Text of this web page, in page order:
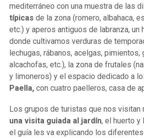
mediterráneo con una muestra de las
típicas de la zona (romero, albahaca,
etc.) y aperos antiguos de labranza, un
donde cultivamos verduras de
lechugas, rábanos, acelgas, pimientos,
alcachofas, etc.), la zona de frutales
y limoneros) y el espacio dedicado a
Paella, con cuatro paelleros, casa de
Los grupos de turistas que nos visitan
una visita guiada al jardín, el huerto y
el guía les va explicando los